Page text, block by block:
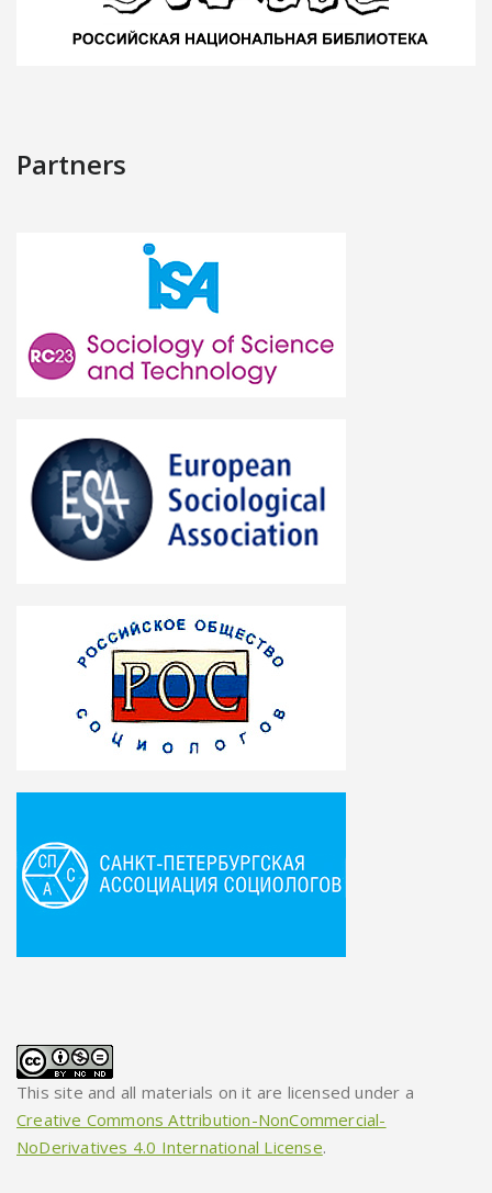
Partners
This site and all materials on it are licensed under a
Creative Commons Attribution-NonCommercial-
NoDerivatives 4.0 International License.